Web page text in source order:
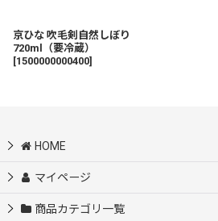
京ひな 吹毛剣自然しぼり
720ml（要冷蔵）
[1500000000400]
HOME
マイページ
商品カテゴリ一覧